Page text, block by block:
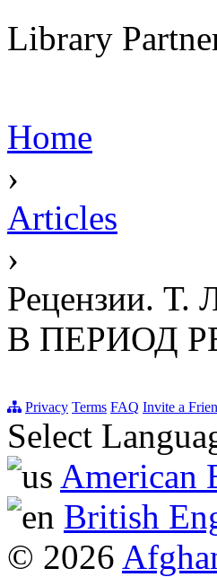
Library
Home
›
Articles
›
Рецензии.
В ПЕРИОД
Privacy Terms FAQ Invite a
Select
American
British
© 2026